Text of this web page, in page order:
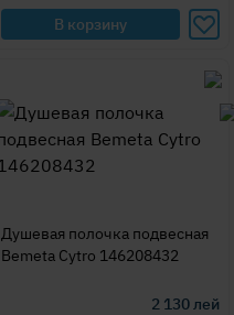
В корзину
Душевая полочка подвесная
Bemeta Cytro 146208432
2 130лей